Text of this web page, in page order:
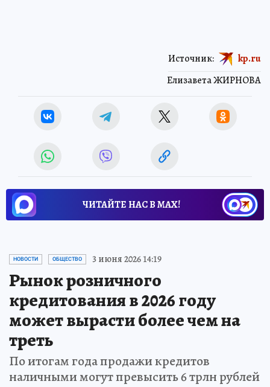
Елизавета ЖИРНОВА
Источник: kp.ru
ЧИТАЙТЕ НАС В МАХ!
НОВОСТИ ОБЩЕСТВО 3 июня 2026 14:19
Рынок розничного
кредитования в 2026 году
может вырасти более чем на
треть
По итогам года продажи кредитов
наличными могут превысить 6 трлн рублей